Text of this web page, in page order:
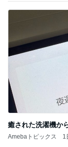
癒された洗濯機か
Amebaトピックス 1